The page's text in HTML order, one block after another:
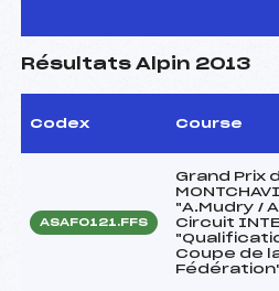
Résultats Alpin 2013
Codex Course
ASAF0121.FFS
Grand Prix
"A.Mudry /
Circuit
Coupe de